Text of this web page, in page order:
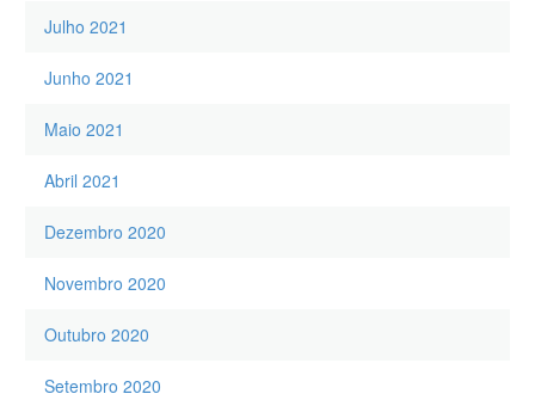
Julho 2021
Junho 2021
Maio 2021
Abril 2021
Dezembro 2020
Novembro 2020
Outubro 2020
Setembro 2020